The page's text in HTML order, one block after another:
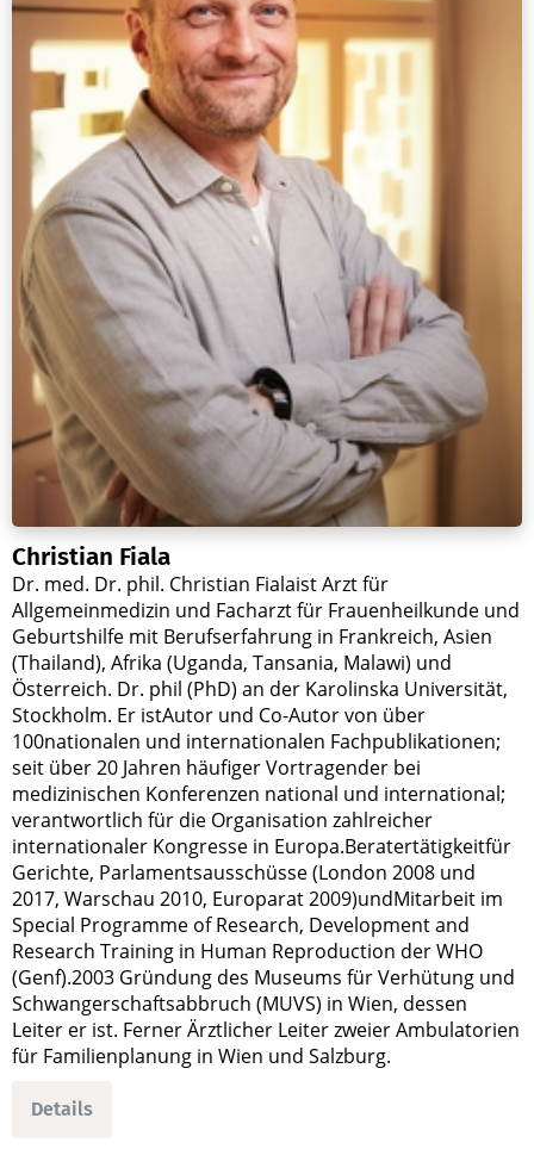
Christian Fiala
Dr. med. Dr. phil. Christian Fialaist Arzt für
Allgemeinmedizin und Facharzt für Frauenheilkunde und
Geburtshilfe mit Berufserfahrung in Frankreich, Asien
(Thailand), Afrika (Uganda, Tansania, Malawi) und
Österreich. Dr. phil (PhD) an der Karolinska Universität,
Stockholm. Er istAutor und Co-Autor von über
100nationalen und internationalen Fachpublikationen;
seit über 20 Jahren häufiger Vortragender bei
medizinischen Konferenzen national und international;
verantwortlich für die Organisation zahlreicher
internationaler Kongresse in Europa.Beratertätigkeitfür
Gerichte, Parlamentsausschüsse (London 2008 und
2017, Warschau 2010, Europarat 2009)undMitarbeit im
Special Programme of Research, Development and
Research Training in Human Reproduction der WHO
(Genf).2003 Gründung des Museums für Verhütung und
Schwangerschaftsabbruch (MUVS) in Wien, dessen
Leiter er ist. Ferner Ärztlicher Leiter zweier Ambulatorien
für Familienplanung in Wien und Salzburg.
Details